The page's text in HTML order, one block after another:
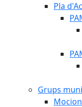
Pla
Grups